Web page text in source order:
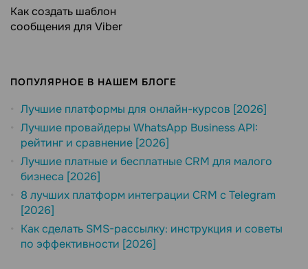
Как создать шаблон
сообщения для Viber
ПОПУЛЯРНОЕ В НАШЕМ БЛОГЕ
Лучшие платформы для онлайн-курсов [2026]
Лучшие провайдеры WhatsApp Business API:
рейтинг и сравнение [2026]
Лучшие платные и бесплатные CRM для малого
бизнеса [2026]
8 лучших платформ интеграции CRM с Telegram
[2026]
Как сделать SMS-рассылку: инструкция и советы
по эффективности [2026]